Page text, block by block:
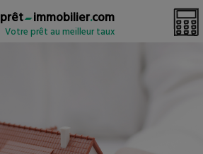
prêt immobilier.com
Votre prêt au meilleur taux